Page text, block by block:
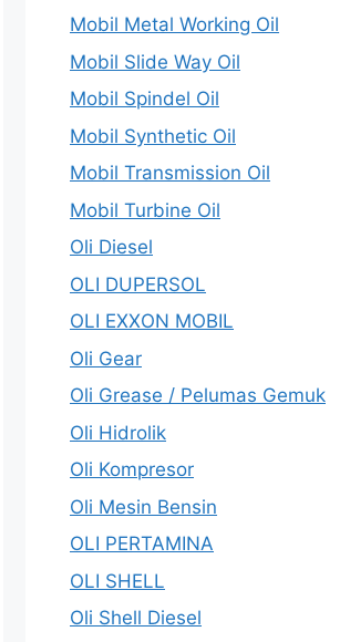
Mobil Metal Working Oil
Mobil Slide Way Oil
Mobil Spindel Oil
Mobil Synthetic Oil
Mobil Transmission Oil
Mobil Turbine Oil
Oli Diesel
OLI DUPERSOL
OLI EXXON MOBIL
Oli Gear
Oli Grease / Pelumas Gemuk
Oli Hidrolik
Oli Kompresor
Oli Mesin Bensin
OLI PERTAMINA
OLI SHELL
Oli Shell Diesel